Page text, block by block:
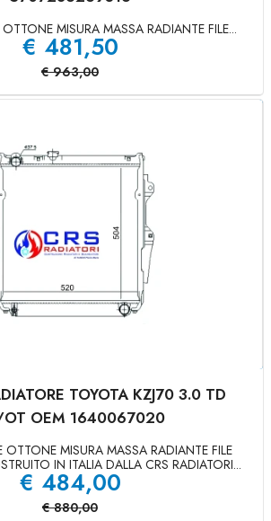
OTTONE MISURA MASSA RADIANTE FILE...
€ 481,50
€ 963,00
TOYOTA KZJ70 3.0 TD
OEM 1640067020
OTTONE MISURA MASSA RADIANTE FILE
IN ITALIA DALLA CRS RADIATORI...
€ 484,00
€ 880,00